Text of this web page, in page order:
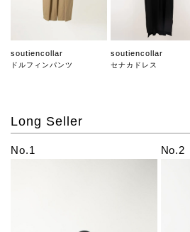
soutiencollar
ドルフィンパンツ
soutiencollar
セナカドレス
Long Seller
No.1 No.2